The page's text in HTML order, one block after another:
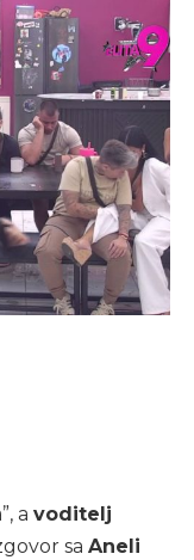
a voditelj
sa Aneli